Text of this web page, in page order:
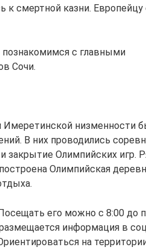
к смертной казни.
с главными
Сочи.
Имеретинской низменности
В них проводились
закрытие Олимпийских игр.
Олимпийская
его можно с 8:00 до
информация в
на